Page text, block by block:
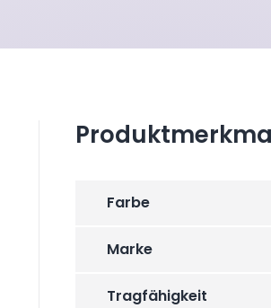
Farbe
Marke
Tragfähigkeit